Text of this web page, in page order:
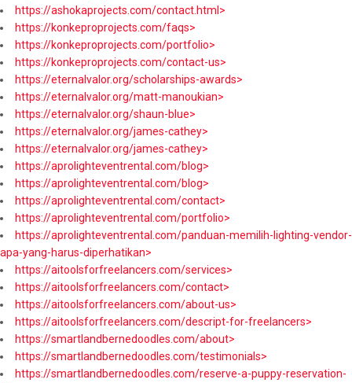
https://ashokaprojects.com/contact.html>
https://konkeproprojects.com/faqs>
https://konkeproprojects.com/portfolio>
https://konkeproprojects.com/contact-us>
https://eternalvalor.org/scholarships-awards>
https://eternalvalor.org/matt-manoukian>
https://eternalvalor.org/shaun-blue>
https://eternalvalor.org/james-cathey>
https://eternalvalor.org/james-cathey>
https://aprolighteventrental.com/blog>
https://aprolighteventrental.com/blog>
https://aprolighteventrental.com/contact>
https://aprolighteventrental.com/portfolio>
https://aprolighteventrental.com/panduan-memilih-lighting-vendor-
apa-yang-harus-diperhatikan>
https://aitoolsforfreelancers.com/services>
https://aitoolsforfreelancers.com/contact>
https://aitoolsforfreelancers.com/about-us>
https://aitoolsforfreelancers.com/descript-for-freelancers>
https://smartlandbernedoodles.com/about>
https://smartlandbernedoodles.com/testimonials>
https://smartlandbernedoodles.com/reserve-a-puppy-reservation-